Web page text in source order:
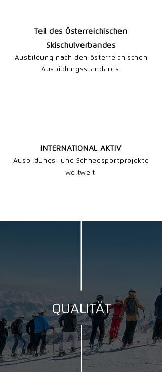
Teil des Österreichischen
Skischulverbandes
Ausbildung nach den österreichischen
Ausbildungsstandards.
INTERNATIONAL AKTIV
Ausbildungs- und Schneesportprojekte
weltweit.
QUALITÄT